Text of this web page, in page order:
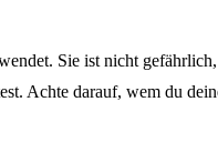
Sie ist nicht
Achte darauf, wem du